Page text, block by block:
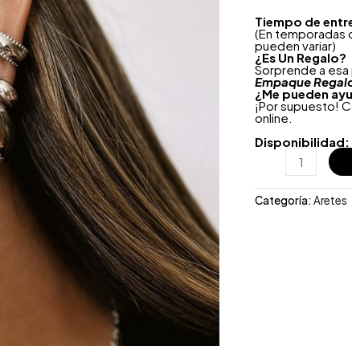
Tiempo de
(En temporadas
pueden variar)
¿ Es Un Regalo?
Sorprende a
Empaque
¿Me pueden
¡Por supuesto!
online.
Disponibilidad:
Categoría: Aretes